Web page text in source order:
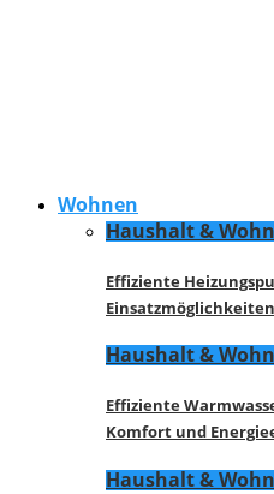
Wohnen
Haushalt &
Effiziente
Haushalt &
Effiziente
Komfort und
Haushalt &